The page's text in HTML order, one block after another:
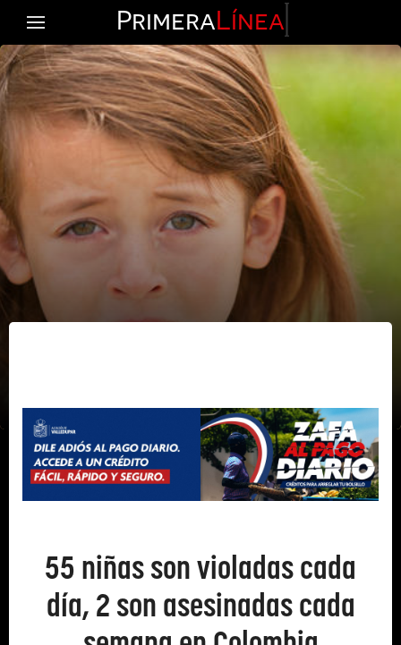
PrimeraLínea
55 niñas son violadas cada
día, 2 son asesinadas cada